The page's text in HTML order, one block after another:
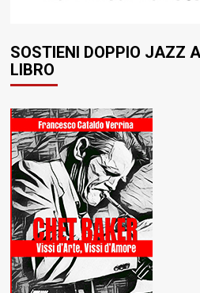
SOSTIENI DOPPIO JAZZ
LIBRO